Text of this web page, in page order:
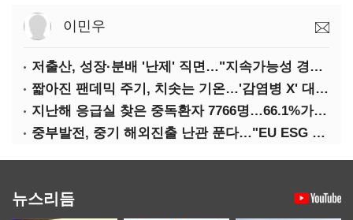
이민우
저출산, 성장·분배 '난제' 직면…"지속가능성 경고등"
짧아진 팬데믹 주기, 치솟는 기온…'감염병 X' 대비해야
지난해 응급실 찾은 중독환자 7766명…66.1%가 '의도적 중독'
중부발전, 중기 해외진출 난관 푼다…"EU ESG 실사 공동 대응"
뉴스리듬